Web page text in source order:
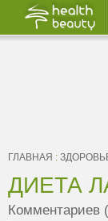
ГЛАВНАЯ :
ДИЕТА
Комментариев